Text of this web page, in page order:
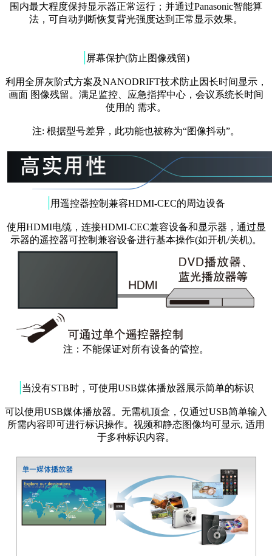
围内最大程度保持显示器正常运行；并通过Panasonic智能算
法，可自动判断恢复背光强度达到正常显示效果。
|屏幕保护(防止图像残留)
利用全屏灰阶式方案及NANODRIFT技术防止因长时间显示，
画面 图像残留。满足监控、应急指挥中心，会议系统长时间
使用的 需求。
注: 根据型号差异，此功能也被称为“图像抖动”。
|用遥控器控制兼容HDMI-CEC的周边设备
使用HDMI电缆，连接HDMI-CEC兼容设备和显示器，通过显
示器的遥控器可控制兼容设备进行基本操作(如开机/关机)。
注：不能保证对所有设备的管控。
|当没有STB时，可使用USB媒体播放器展示简单的标识
可以使用USB媒体播放器。无需机顶盒，仅通过USB简单输入
所需内容即可进行标识操作。视频和静态图像均可显示, 适用
于多种标识内容。